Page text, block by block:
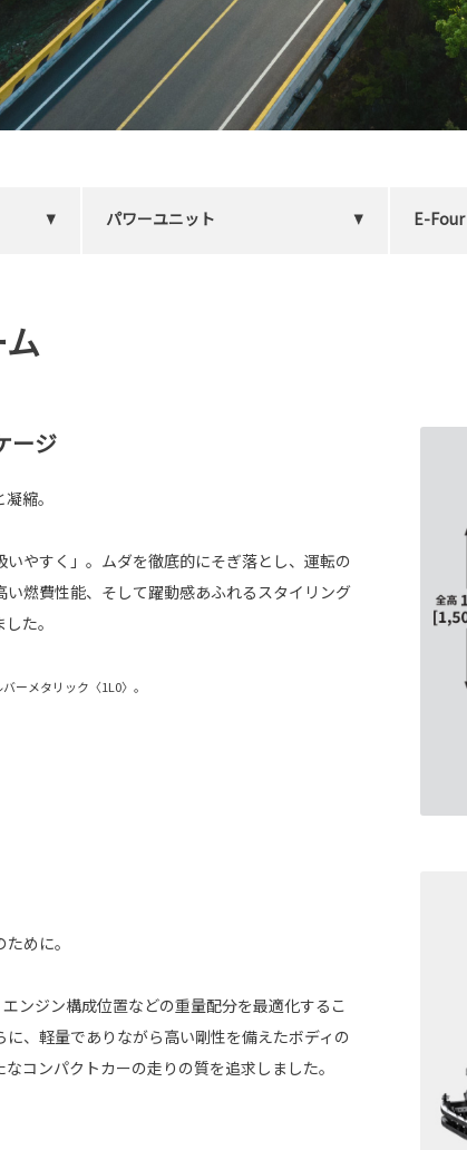
パワーユニット E-Four
ージ
縮。
やすく」。ムダを徹底的にそぎ落とし、運転の
い燃費性能、そして躍動感あふれるスタイリング
た。
ーメタリック〈1L0〉。
めに。
ンジン構成位置などの重量配分を最適化するこ
、軽量でありながら高い剛性を備えたボディの
コンパクトカーの走りの質を追求しました。